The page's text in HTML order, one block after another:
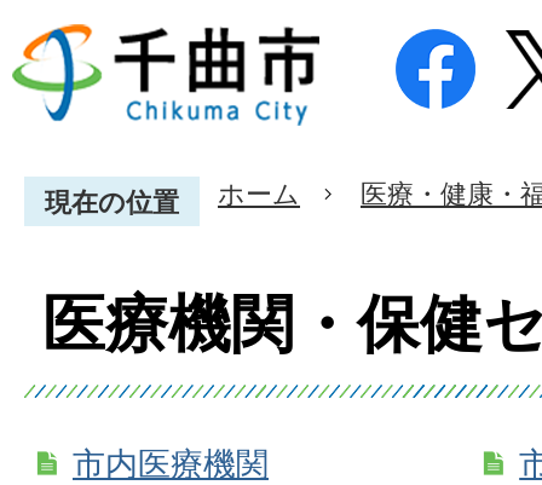
現在の位置 ホーム 医療・健康・
医療機関・保健
市内医療機関